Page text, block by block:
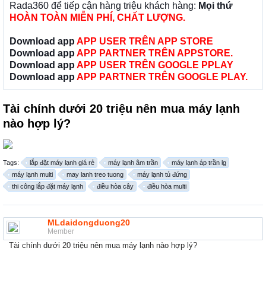
Rada360 để tiếp cận hàng triệu khách hàng: Mọi thứ
HOÀN TOÀN MIỄN PHÍ, CHẤT LƯỢNG.
Download app APP USER TRÊN APP STORE
Download app APP PARTNER TRÊN APPSTORE.
Download app APP USER TRÊN GOOGLE PPLAY
Download app APP PARTNER TRÊN GOOGLE PLAY.
Tài chính dưới 20 triệu nên mua máy lạnh
nào hợp lý?
Tags: lắp đặt máy lạnh giá rẻ máy lạnh âm trần
máy lạnh áp trần lg
máy lạnh multi
may lanh treo tuong
máy lạnh tủ đứng
thi công lắp đặt máy lạnh
điều hòa cây điều hòa multi
MLdaidongduong20
Member
Tài chính dưới 20 triệu nên mua máy lạnh nào hợp lý?